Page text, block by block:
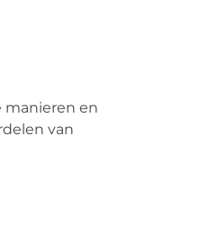
manieren en
van